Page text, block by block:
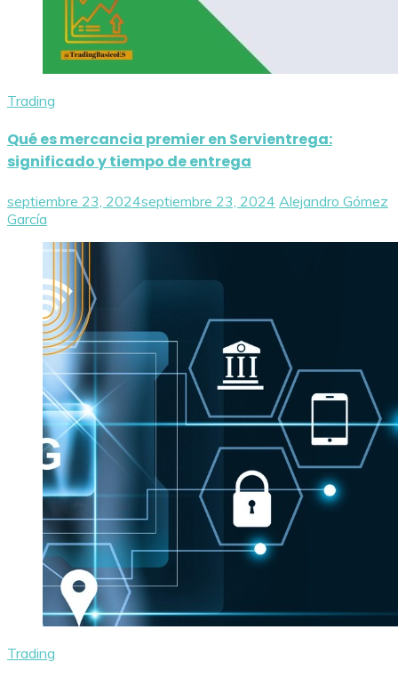
Trading
Qué es mercancia premier en Servientrega:
significado y tiempo de entrega
septiembre 23, 2024septiembre 23, 2024 Alejandro Gómez
García
Trading